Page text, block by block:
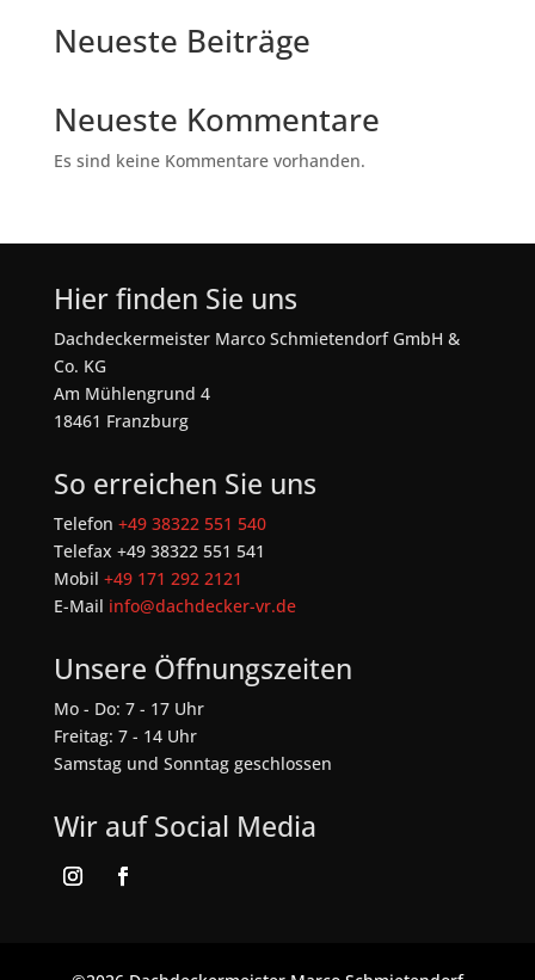
Neueste Beiträge
Neueste Kommentare
Es sind keine Kommentare vorhanden.
Hier finden Sie uns
Dachdeckermeister Marco Schmietendorf GmbH &
Co. KG
Am Mühlengrund 4
18461 Franzburg
So erreichen Sie uns
Telefon +49 38322 551 540
Telefax +49 38322 551 541
Mobil +49 171 292 2121
E-Mail info@dachdecker-vr.de
Unsere Öffnungszeiten
Mo - Do: 7 - 17 Uhr
Freitag: 7 - 14 Uhr
Samstag und Sonntag geschlossen
Wir auf Social Media